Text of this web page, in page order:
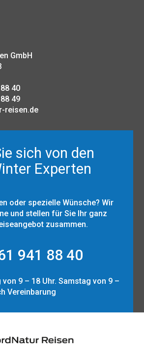
GmbH
40
49
reisen.de
sich von den
Experten
oder spezielle Wünsche? Wir
und stellen für Sie Ihr ganz
zusammen.
941 88 40
9 – 18 Uhr. Samstag von 9 –
Vereinbarung